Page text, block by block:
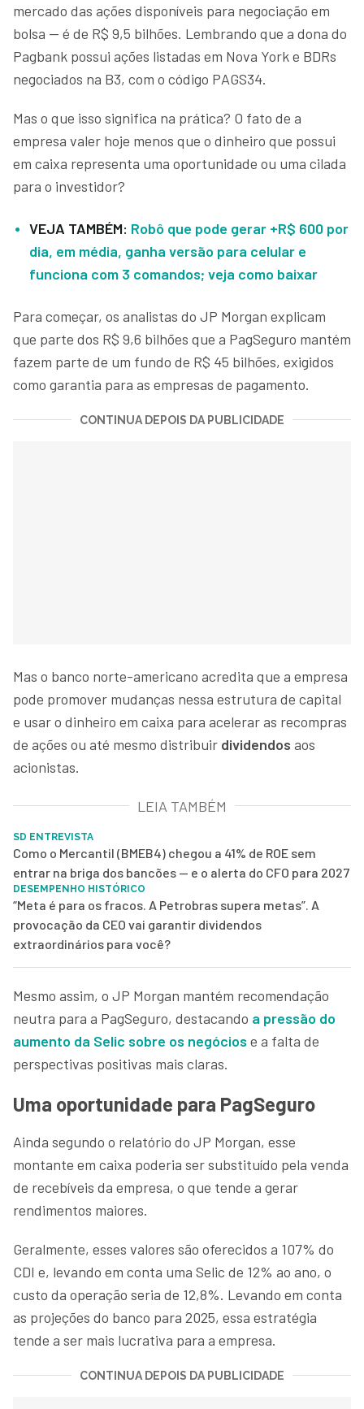
mercado das ações disponíveis para negociação em
bolsa — é de R$ 9,5 bilhões. Lembrando que a dona do
Pagbank possui ações listadas em Nova York e BDRs
negociados na B3, com o código PAGS34.
Mas o que isso significa na prática? O fato de a
empresa valer hoje menos que o dinheiro que possui
em caixa representa uma oportunidade ou uma cilada
para o investidor?
VEJA TAMBÉM: Robô que pode gerar +R$ 600 por
dia, em média, ganha versão para celular e
funciona com 3 comandos; veja como baixar
Para começar, os analistas do JP Morgan explicam
que parte dos R$ 9,6 bilhões que a PagSeguro mantém
fazem parte de um fundo de R$ 45 bilhões, exigidos
como garantia para as empresas de pagamento.
CONTINUA DEPOIS DA PUBLICIDADE
Mas o banco norte-americano acredita que a empresa
pode promover mudanças nessa estrutura de capital
e usar o dinheiro em caixa para acelerar as recompras
de ações ou até mesmo distribuir dividendos aos
acionistas.
LEIA TAMBÉM
SD ENTREVISTA
Como o Mercantil (BMEB4) chegou a 41% de ROE sem
entrar na briga dos bancões — e o alerta do CFO para 2027
DESEMPENHO HISTÓRICO
“Meta é para os fracos. A Petrobras supera metas”. A
provocação da CEO vai garantir dividendos
extraordinários para você?
Mesmo assim, o JP Morgan mantém recomendação
neutra para a PagSeguro, destacando a pressão do
aumento da Selic sobre os negócios e a falta de
perspectivas positivas mais claras.
Uma oportunidade para PagSeguro
Ainda segundo o relatório do JP Morgan, esse
montante em caixa poderia ser substituído pela venda
de recebíveis da empresa, o que tende a gerar
rendimentos maiores.
Geralmente, esses valores são oferecidos a 107% do
CDI e, levando em conta uma Selic de 12% ao ano, o
custo da operação seria de 12,8%. Levando em conta
as projeções do banco para 2025, essa estratégia
tende a ser mais lucrativa para a empresa.
CONTINUA DEPOIS DA PUBLICIDADE